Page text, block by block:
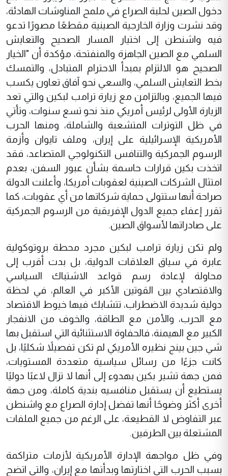
دخول الصين لحلبة الصراع في ملمح المناوشات الهادئة،
وقد نشرت وزارة الخارجية الصينية مقطعًا مصورًا تدعو
فيه واشنطن إلى اختيار المسار الصحيح والتعايش
السلمي مع الصين الجاهزة والمنفتحة، مؤكدة أن "الخيار
الصحيح هو الالتزام بمبدأ الاحترام المتبادل، والتمسك
بخط التعايش السلمي، والسعي نحو آفاق تعاون يكسب
فيها الجميع، وبالتزامن مع زيارة ترامب لبكين والتي تعد
الزيارة الأولى لرئيس أمريكي منذ نحو تسع سنوات، وتأتي
في ظل التوترات المتشعبة والشاملة، ومنها الحرب
الأمريكية الإسرائيلية على إيران، وملف تايوان وأزمة
الرسوم الجمركية والتنافس التكنولوجي المتصاعد، فقد
اتخذت بكين قرارات حاسمة بشأن عبور السفن، بعدم
امتثال الشركات الصينية لعقوبات أمريكا، وأعلنت الدولة
صراحة أنها ستتولى حماية شركاتها من أي عقوبات، كما
تقرر إعفاء جميع الدول الإفريقية من الرسوم الجمركية
على صادراتها لأسواق الصين.
ولم تكن زيارة ترامب لبكين مجرد محطة بروتوكولية
عابرة في سياق العلاقات الدولية، بل بدت أقرب إلى
محاولة لإعادة رسم قواعد الاشتباك السياسي
والاقتصادي بين القوتين الأكبر في العالم، في لحظة
دولية شديدة الاضطراب، تتشابك فيها خيوط الاقتصاد
مع الحرب، والأمن مع الطاقة، والخوف من الانفجار
الكبير مع الهيمنة، فالحفاوة الاستثنائية التي استقبل بها
شي جين بينج نظيره الأمريكي لم تكن تفصيلاً شكليًا، بل
كانت جزءًا من رسائل سياسية متعددة المستويات،
فمن جهة تشير بكين بهدوء إلى أنها لا تزال لاعبًا دوليًا
يستطيع أن يستقبل منافسيه بندية كاملة، ومن جهة
أخرى أكثر وضوحًا أنها تفضل إدارة الصراع مع واشنطن
عبر التفاوض لا القطيعة، على الرغم من جميع الملفات
المشتعلة بين الطرفين.
وفي ظل مواجهة الإدارة الأمريكية لأزمات متراكمة
بسبب الحرب التي اختارتها وبدأتها مع إيران، والتي اتضح